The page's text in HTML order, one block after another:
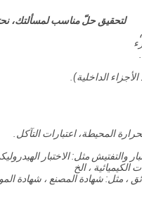
لتحقيق حلّ مناسب لمسألتك،
الداخلية).
المحيطة، اعتبارات التآكل.
والتفتيش مثل: الاختبار
الكيميائية ، الخ
، مثل: شهادة المصنع ، شهادة